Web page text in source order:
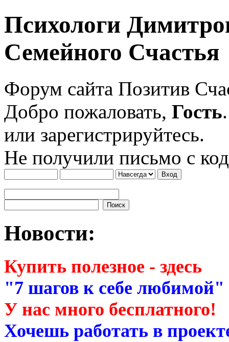
Психологи
Семейного Счастья
Форум сайта Позитив
Добро пожаловать, Гость
или зарегистрируйтесь.
Не получили письмо с
Новости:
Купить полезное - здесь
"7 шагов к себе
У нас много бесплатного!
Хочешь работать в